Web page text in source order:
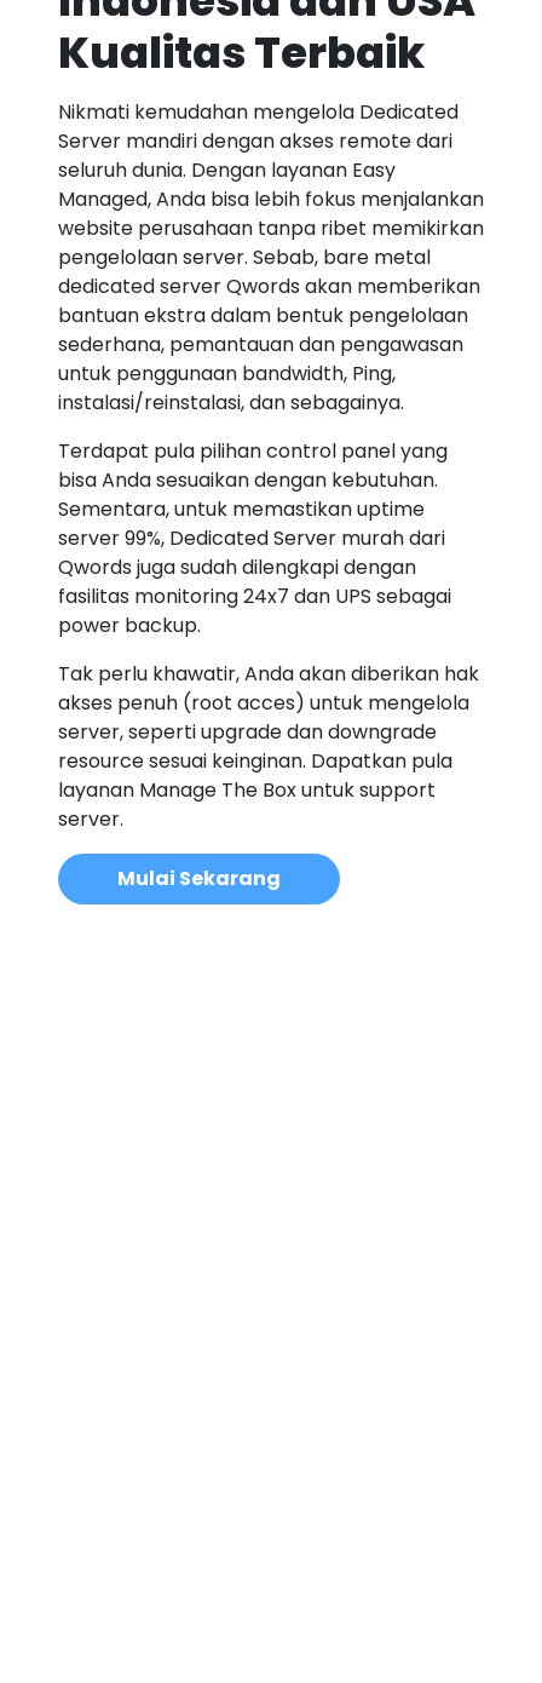
Kualitas Terbaik
Nikmati kemudahan mengelola Dedicated
Server mandiri dengan akses remote dari
seluruh dunia. Dengan layanan Easy
Managed, Anda bisa lebih fokus menjalankan
website perusahaan tanpa ribet memikirkan
pengelolaan server. Sebab, bare metal
dedicated server Qwords akan memberikan
bantuan ekstra dalam bentuk pengelolaan
sederhana, pemantauan dan pengawasan
untuk penggunaan bandwidth, Ping,
instalasi/reinstalasi, dan sebagainya.
Terdapat pula pilihan control panel yang
bisa Anda sesuaikan dengan kebutuhan.
Sementara, untuk memastikan uptime
server 99%, Dedicated Server murah dari
Qwords juga sudah dilengkapi dengan
fasilitas monitoring 24x7 dan UPS sebagai
power backup.
Tak perlu khawatir, Anda akan diberikan hak
akses penuh (root acces) untuk mengelola
server, seperti upgrade dan downgrade
resource sesuai keinginan. Dapatkan pula
layanan Manage The Box untuk support
server.
Mulai Sekarang